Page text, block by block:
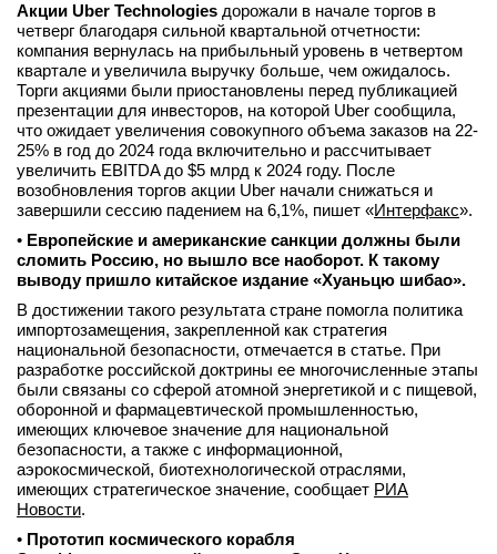
Акции Uber Technologies дорожали в начале торгов в
четверг благодаря сильной квартальной отчетности:
компания вернулась на прибыльный уровень в четвертом
квартале и увеличила выручку больше, чем ожидалось.
Торги акциями были приостановлены перед публикацией
презентации для инвесторов, на которой Uber сообщила,
что ожидает увеличения совокупного объема заказов на 22-
25% в год до 2024 года включительно и рассчитывает
увеличить EBITDA до $5 млрд к 2024 году. После
возобновления торгов акции Uber начали снижаться и
завершили сессию падением на 6,1%, пишет «Интерфакс».
• Европейские и американские санкции должны были
сломить Россию, но вышло все наоборот. К такому
выводу пришло китайское издание «Хуаньцю шибао».
В достижении такого результата стране помогла политика
импортозамещения, закрепленной как стратегия
национальной безопасности, отмечается в статье. При
разработке российской доктрины ее многочисленные этапы
были связаны со сферой атомной энергетикой и с пищевой,
оборонной и фармацевтической промышленностью,
имеющих ключевое значение для национальной
безопасности, а также с информационной,
аэрокосмической, биотехнологической отраслями,
имеющих стратегическое значение, сообщает РИА
Новости.
• Прототип космического корабля